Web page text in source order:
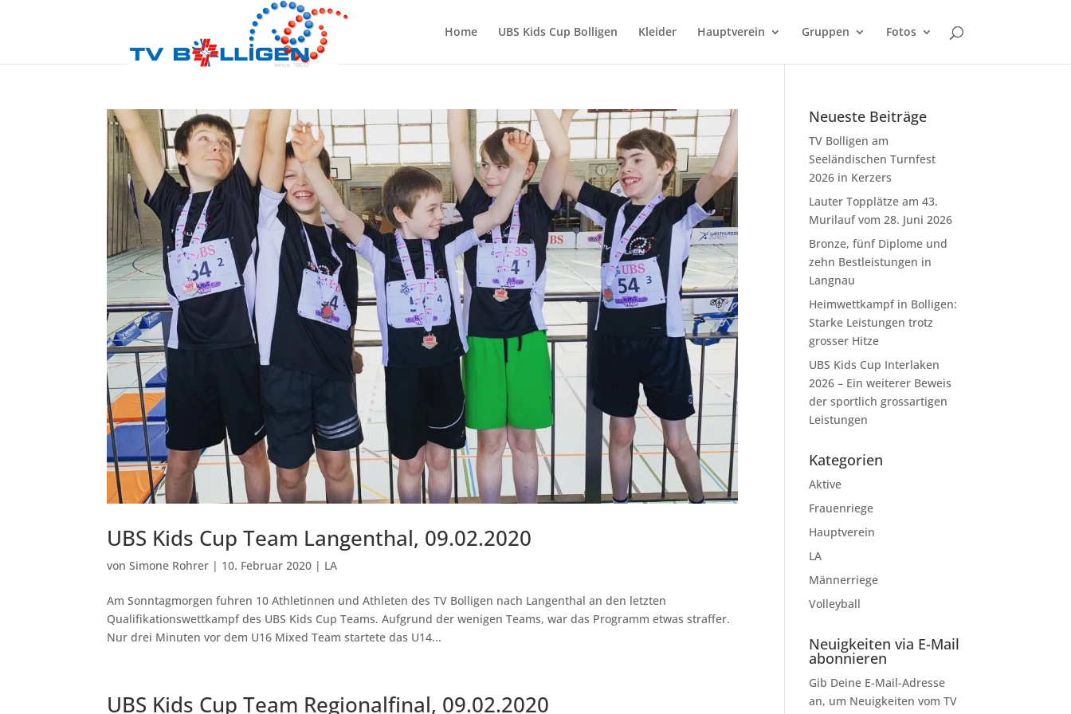
Home UBS Kids Cup Bolligen Kleider Hauptverein Gruppen Fotos
UBS Kids Cup Team Langenthal, 09.02.2020
vonSimone Rohrer | 10. Februar 2020 | LA
Am Sonntagmorgen fuhren 10 Athletinnen und Athleten des TV Bolligen nach Langenthal an den letzten
Qualifikationswettkampf des UBS Kids Cup Teams. Aufgrund der wenigen Teams, war das Programm etwas straffer.
Nur drei Minuten vor dem U16 Mixed Team startete das U14...
UBS Kids Cup Team Regionalfinal, 09.02.2020
Neueste Beiträge
TV Bolligen am
Seeländischen Turnfest
2026 in Kerzers
Lauter Topplätze am 43.
Murilauf vom 28. Juni 2026
Bronze, fünf Diplome und
zehn Bestleistungen in
Langnau
Heimwettkampf in Bolligen:
Starke Leistungen trotz
grosser Hitze
UBS Kids Cup Interlaken
2026 – Ein weiterer Beweis
der sportlich grossartigen
Leistungen
Kategorien
Aktive
Frauenriege
Hauptverein
LA
Männerriege
Volleyball
Neuigkeiten via E-Mail
abonnieren
Gib Deine E-Mail-Adresse
an, um Neuigkeiten vom TV